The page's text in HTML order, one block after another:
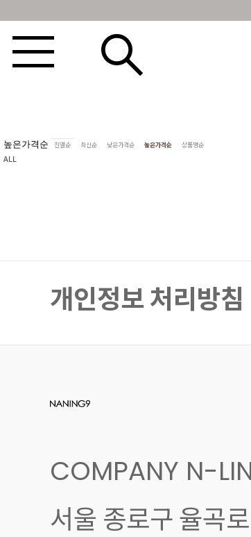
높은가격순 진열순 최신순 낮은가격순 높은가격순 상품명순
ALL
개인정보 처리방침
COMPANY N-
서울 종로구 율곡